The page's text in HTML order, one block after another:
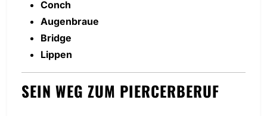
Conch
Augenbraue
Bridge
Lippen
SEIN WEG ZUM PIERCERBERUF